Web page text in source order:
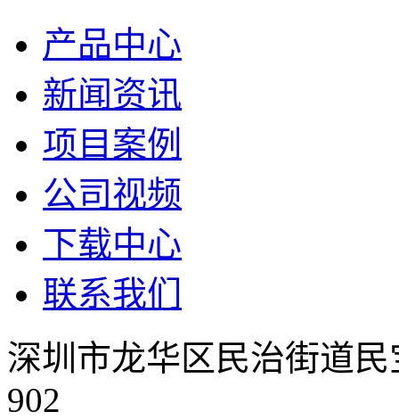
产品中心
新闻资讯
项目案例
公司视频
下载中心
联系我们
深圳市龙华区民治街道
902